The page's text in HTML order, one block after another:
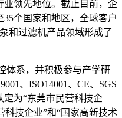
业领先地位。截止目前，企
个国家和地区，全球客户
和过滤机产品领域形成了
体系，并积极参与产学研
、ISO14001、CE、SGS
为“东莞市民营科技企
科技企业”和“国家高新技术